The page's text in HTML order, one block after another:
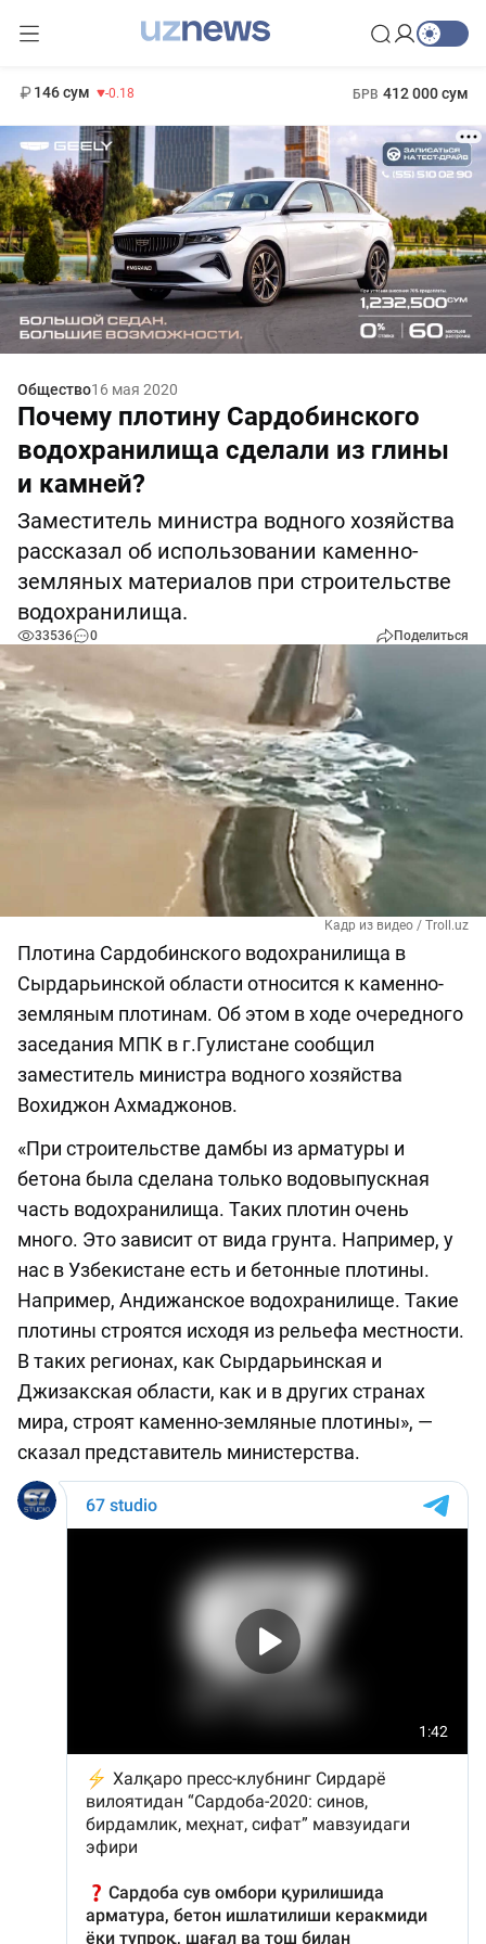
146 сум -0.18 БРВ 412 000 сум
Общество16 мая 2020
Почему плотину Сардобинского
водохранилища сделали из глины
и камней?
Заместитель министра водного хозяйства
рассказал об использовании каменно-
земляных материалов при строительстве
водохранилища.
33536 0 Поделиться
Кадр из видео / Troll.uz
Плотина Сардобинского водохранилища в
Сырдарьинской области относится к каменно-
земляным плотинам. Об этом в ходе очередного
заседания МПК в г.Гулистане сообщил
заместитель министра водного хозяйства
Вохиджон Ахмаджонов.
«При строительстве дамбы из арматуры и
бетона была сделана только водовыпускная
часть водохранилища. Таких плотин очень
много. Это зависит от вида грунта. Например, у
нас в Узбекистане есть и бетонные плотины.
Например, Андижанское водохранилище. Такие
плотины строятся исходя из рельефа местности.
В таких регионах, как Сырдарьинская и
Джизакская области, как и в других странах
мира, строят каменно-земляные плотины», —
сказал представитель министерства.